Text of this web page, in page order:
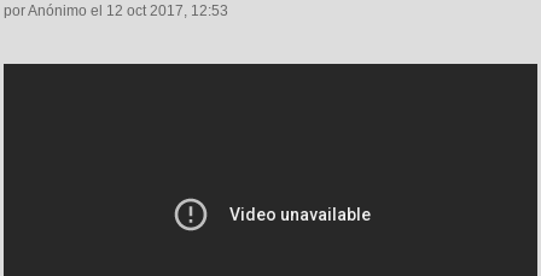
por Anónimo el 12 oct 2017, 12:53